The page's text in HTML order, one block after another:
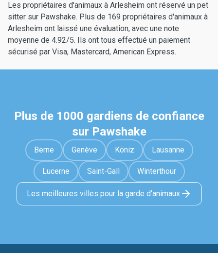
Les propriétaires d'animaux à Arlesheim ont réservé un pet
sitter sur Pawshake. Plus de 169 propriétaires d'animaux à
Arlesheim ont laissé une évaluation, avec une note
moyenne de 4.92/5. Ils ont tous effectué un paiement
sécurisé par Visa, Mastercard, American Express.
Plus de 1000 gardiens de confiance
sur Pawshake
Berne Genève Köniz Lausanne
Lucerne Saint-Gall Winterthour
Les meilleures villes pour la garde d'animaux